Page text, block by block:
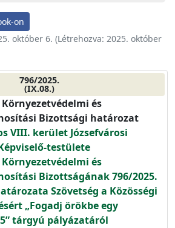
on
október 6. (Létrehozva: 2025. október
796/2025.
(IX.08.)
és
Bizottsági határozat
VIII. kerület Józsefvárosi
testülete
és
Bizottságának 796/2025.
Szövetség a Közösségi
„Fogadj örökbe egy
tárgyú pályázatáról